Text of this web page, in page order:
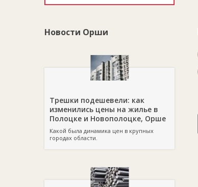
Новости Орши
Трешки подешевели: как
изменились цены на жилье в
Полоцке и Новополоцке, Орше
Какой была динамика цен в крупных
городах области.